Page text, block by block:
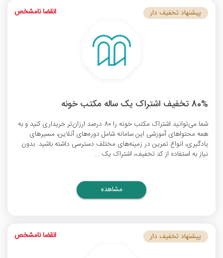
80% تخفیف اشتراک یک ساله مکتب خونه
شما می‌توانید اشتراک مکتب خونه را 80 درصد ارزان‌تر خریداری کنید و به
همه محتواهای آموزشی این سامانه شامل دوره‌های آنلاین، مسیرهای
یادگیری، انواع تمرین در زمینه‌های مختلف دسترسی داشته باشید. بدون
نیاز به استفاده از کد تخفیف، اشتراک یک ...
پیشنهاد تخفیف دار انقضا نامشخص
مشاهده
پیشنهاد تخفیف دار انقضا نامشخص